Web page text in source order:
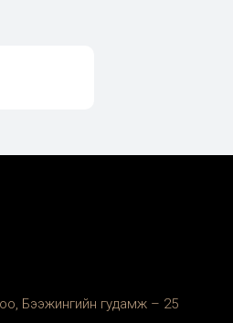
Бээжингийн гудамж – 25